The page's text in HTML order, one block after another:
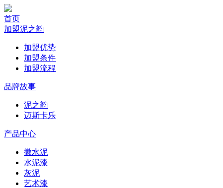
首页
加盟泥之韵
加盟优势
加盟条件
加盟流程
品牌故事
泥之韵
迈斯卡乐
产品中心
微水泥
水泥漆
灰泥
艺术漆